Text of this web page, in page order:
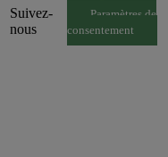
Suivez-
nous
Paramètres de
consentement